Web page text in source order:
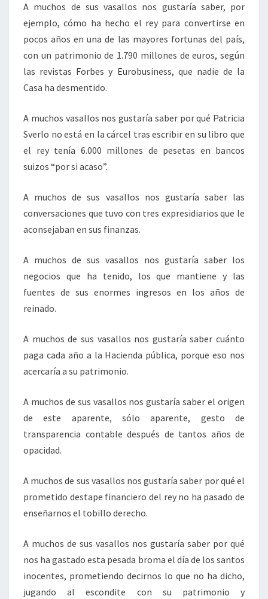
A muchos de sus vasallos nos gustaría saber, por
ejemplo, cómo ha hecho el rey para convertirse en
pocos años en una de las mayores fortunas del país,
con un patrimonio de 1.790 millones de euros, según
las revistas Forbes y Eurobusiness, que nadie de la
Casa ha desmentido.
A muchos vasallos nos gustaría saber por qué Patricia
Sverlo no está en la cárcel tras escribir en su libro que
el rey tenía 6.000 millones de pesetas en bancos
suizos “por si acaso”.
A muchos de sus vasallos nos gustaría saber las
conversaciones que tuvo con tres expresidiarios que le
aconsejaban en sus finanzas.
A muchos de sus vasallos nos gustaría saber los
negocios que ha tenido, los que mantiene y las
fuentes de sus enormes ingresos en los años de
reinado.
A muchos de sus vasallos nos gustaría saber cuánto
paga cada año a la Hacienda pública, porque eso nos
acercaría a su patrimonio.
A muchos de sus vasallos nos gustaría saber el origen
de este aparente, sólo aparente, gesto de
transparencia contable después de tantos años de
opacidad.
A muchos de sus vasallos nos gustaría saber por qué el
prometido destape financiero del rey no ha pasado de
enseñarnos el tobillo derecho.
A muchos de sus vasallos nos gustaría saber por qué
nos ha gastado esta pesada broma el día de los santos
inocentes, prometiendo decirnos lo que no ha dicho,
jugando al escondite con su patrimonio y